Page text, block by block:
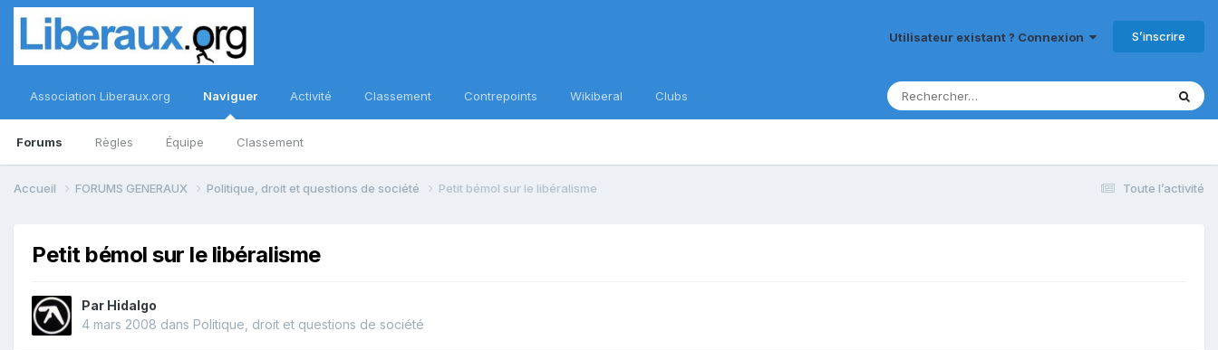
Utilisateur existant ? Connexion S’inscrire
Association Liberaux.org Naviguer
Forums Règles Équipe Classement
Activité Classement Contrepoints Wikiberal Clubs
Toute l’activité
Accueil FORUMS GENERAUX Politique, droit et questions de société Petit bémol sur le libéralisme
Petit bémol sur le libéralisme
Par Hidalgo
4 mars 2008 dans Politique, droit et questions de société